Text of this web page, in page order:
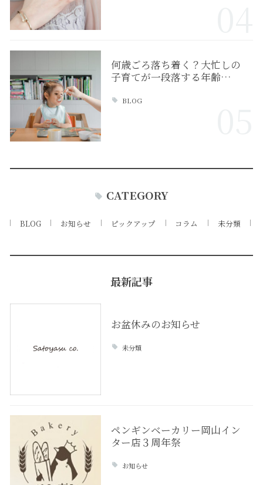
何歳ごろ落ち着く？大忙しの
子育てが一段落する年齢…
BLOG
CATEGORY
BLOG お知らせ ピックアップ コラム 未分類
最新記事
お盆休みのお知らせ
未分類
ペンギンベーカリー岡山イン
ター店３周年祭
お知らせ